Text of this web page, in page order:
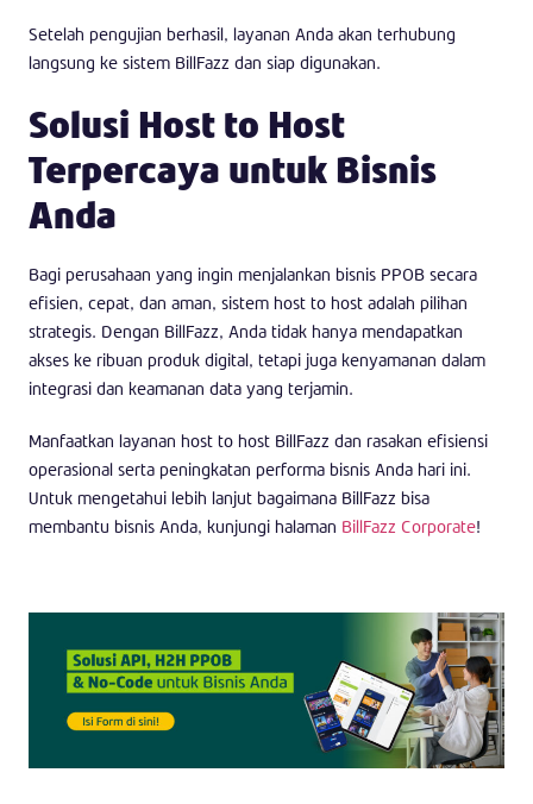
Setelah pengujian berhasil, layanan Anda akan terhubung
langsung ke sistem BillFazz dan siap digunakan.
Solusi Host to Host
Terpercaya untuk Bisnis
Anda
Bagi perusahaan yang ingin menjalankan bisnis PPOB secara
efisien, cepat, dan aman, sistem host to host adalah pilihan
strategis. Dengan BillFazz, Anda tidak hanya mendapatkan
akses ke ribuan produk digital, tetapi juga kenyamanan dalam
integrasi dan keamanan data yang terjamin.
Manfaatkan layanan host to host BillFazz dan rasakan efisiensi
operasional serta peningkatan performa bisnis Anda hari ini.
Untuk mengetahui lebih lanjut bagaimana BillFazz bisa
membantu bisnis Anda, kunjungi halaman BillFazz Corporate!